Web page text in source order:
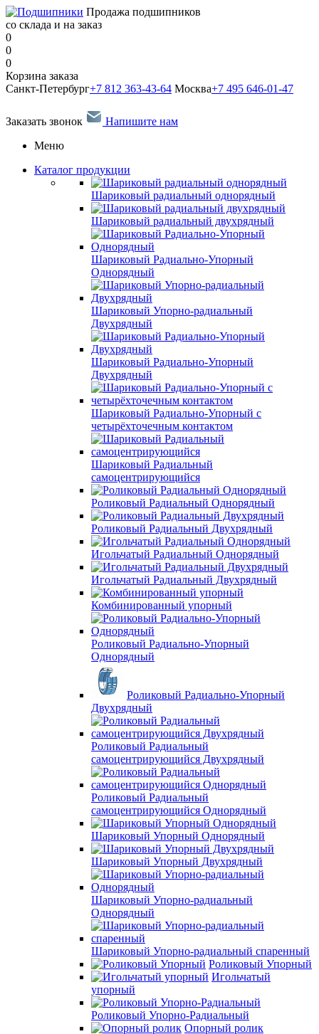
Продажа подшипников
со склада и на заказ
0
0
0
Корзина заказа
Санкт-Петербург+7 812 363-43-64 Москва+7 495 646-01-47
Заказать звонок
Напишите нам
Меню
Каталог продукции
Шариковый радиальный однорядный
Шариковый радиальный двухрядный
Шариковый Радиально-Упорный
Однорядный
Шариковый Упорно-радиальный
Двухрядный
Шариковый Радиально-Упорный
Двухрядный
Шариковый Радиально-Упорный с
четырёхточечным контактом
Шариковый Радиальный
самоцентрирующийся
Роликовый Радиальный Однорядный
Роликовый Радиальный Двухрядный
Игольчатый Радиальный Однорядный
Игольчатый Радиальный Двухрядный
Комбинированный упорный
Роликовый Радиально-Упорный
Однорядный
Роликовый Радиально-Упорный
Двухрядный
Роликовый Радиальный
самоцентрирующийся Двухрядный
Роликовый Радиальный
самоцентрирующийся Однорядный
Шариковый Упорный Однорядный
Шариковый Упорный Двухрядный
Шариковый Упорно-радиальный
Однорядный
Шариковый Упорно-радиальный спаренный
Роликовый Упорный
Игольчатый
упорный
Роликовый Упорно-Радиальный
Опорный ролик